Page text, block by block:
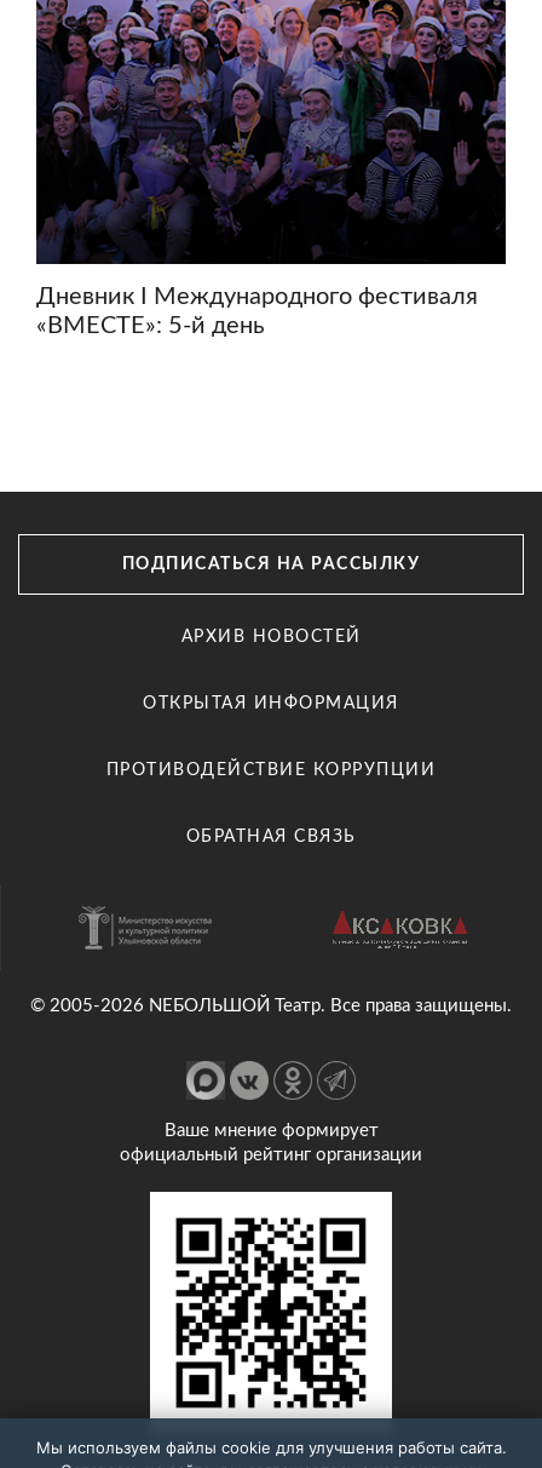
Дневник I Международного фестиваля
«ВМЕСТЕ»: 5-й день
Мы используем файлы cookie для улучшения работы сайта.
ПОДПИСАТЬСЯ НА РАССЫЛКУ
АРХИВ НОВОСТЕЙ
ОТКРЫТАЯ ИНФОРМАЦИЯ
ПРОТИВОДЕЙСТВИЕ КОРРУПЦИИ
ОБРАТНАЯ СВЯЗЬ
© 2005-2026 NEБОЛЬШОЙ Театр. Все права защищены.
Ваше мнение формирует
официальный рейтинг организации